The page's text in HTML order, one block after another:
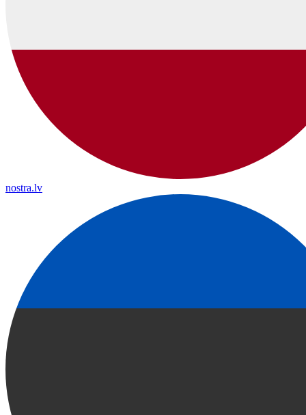
nostra.lv